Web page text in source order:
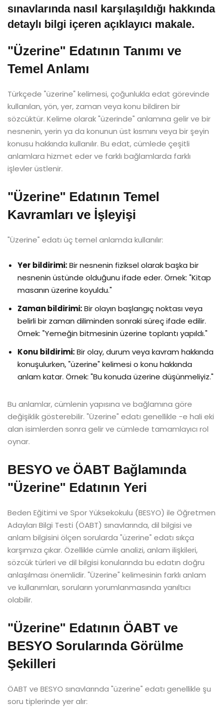
sınavlarında nasıl karşılaşıldığı hakkında
detaylı bilgi içeren açıklayıcı makale.
"Üzerine" Edatının Tanımı ve
Temel Anlamı
Türkçede "üzerine" kelimesi, çoğunlukla edat görevinde
kullanılan, yön, yer, zaman veya konu bildiren bir
sözcüktür. Kelime olarak "üzerinde" anlamına gelir ve bir
nesnenin, yerin ya da konunun üst kısmını veya bir şeyin
konusu hakkında kullanılır. Bu edat, cümlede çeşitli
anlamlara hizmet eder ve farklı bağlamlarda farklı
işlevler üstlenir.
"Üzerine" Edatının Temel
Kavramları ve İşleyişi
"Üzerine" edatı üç temel anlamda kullanılır:
Yer bildirimi:Bir nesnenin fiziksel olarak başka bir
nesnenin üstünde olduğunu ifade eder. Örnek: "Kitap
masanın üzerine koyuldu."
Zaman bildirimi:Bir olayın başlangıç noktası veya
belirli bir zaman diliminden sonraki süreç ifade edilir.
Örnek: "Yemeğin bitmesinin üzerine toplantı yapıldı."
Konu bildirimi:Bir olay, durum veya kavram hakkında
konuşulurken, "üzerine" kelimesi o konu hakkında
anlam katar. Örnek: "Bu konuda üzerine düşünmeliyiz."
Bu anlamlar, cümlenin yapısına ve bağlamına göre
değişiklik gösterebilir. "Üzerine" edatı genellikle -e hali eki
alan isimlerden sonra gelir ve cümlede tamamlayıcı rol
oynar.
BESYO ve ÖABT Bağlamında
"Üzerine" Edatının Yeri
Beden Eğitimi ve Spor Yüksekokulu (BESYO) ile Öğretmen
Adayları Bilgi Testi (ÖABT) sınavlarında, dil bilgisi ve
anlam bilgisini ölçen sorularda "üzerine" edatı sıkça
karşımıza çıkar. Özellikle cümle analizi, anlam ilişkileri,
sözcük türleri ve dil bilgisi konularında bu edatın doğru
anlaşılması önemlidir. "Üzerine" kelimesinin farklı anlam
ve kullanımları, soruların yorumlanmasında yanıltıcı
olabilir.
"Üzerine" Edatının ÖABT ve
BESYO Sorularında Görülme
Şekilleri
ÖABT ve BESYO sınavlarında "üzerine" edatı genellikle şu
soru tiplerinde yer alır: